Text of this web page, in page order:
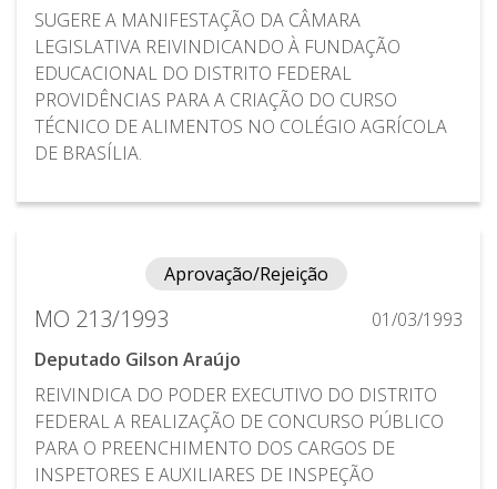
SUGERE A MANIFESTAÇÃO DA CÂMARA
LEGISLATIVA REIVINDICANDO À FUNDAÇÃO
EDUCACIONAL DO DISTRITO FEDERAL
PROVIDÊNCIAS PARA A CRIAÇÃO DO CURSO
TÉCNICO DE ALIMENTOS NO COLÉGIO AGRÍCOLA
DE BRASÍLIA.
Aprovação/Rejeição
MO 213/1993
01/03/1993
Deputado Gilson Araújo
REIVINDICA DO PODER EXECUTIVO DO DISTRITO
FEDERAL A REALIZAÇÃO DE CONCURSO PÚBLICO
PARA O PREENCHIMENTO DOS CARGOS DE
INSPETORES E AUXILIARES DE INSPEÇÃO